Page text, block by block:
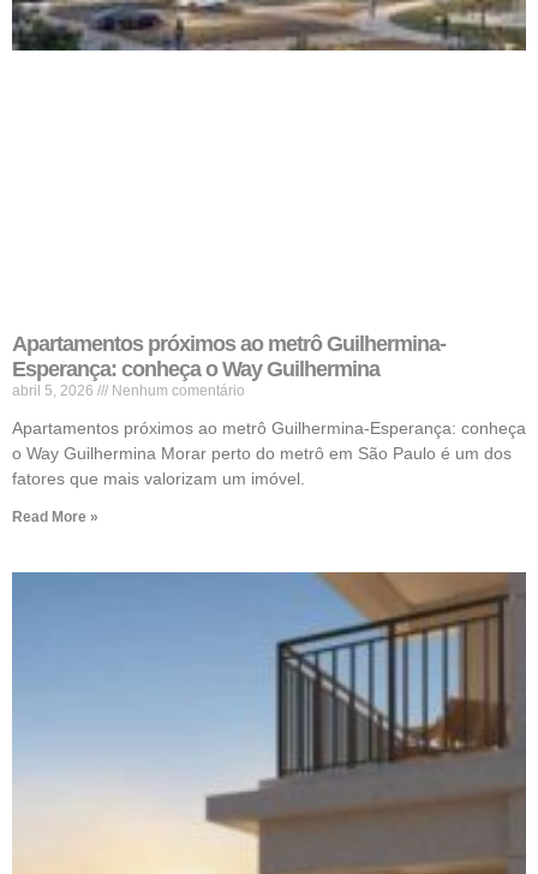
Apartamentos próximos ao metrô Guilhermina-
Esperança: conheça o Way Guilhermina
abril 5, 2026 Nenhum comentário
Apartamentos próximos ao metrô Guilhermina-Esperança: conheça
o Way Guilhermina Morar perto do metrô em São Paulo é um dos
fatores que mais valorizam um imóvel.
Read More »